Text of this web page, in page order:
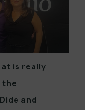
is really
and